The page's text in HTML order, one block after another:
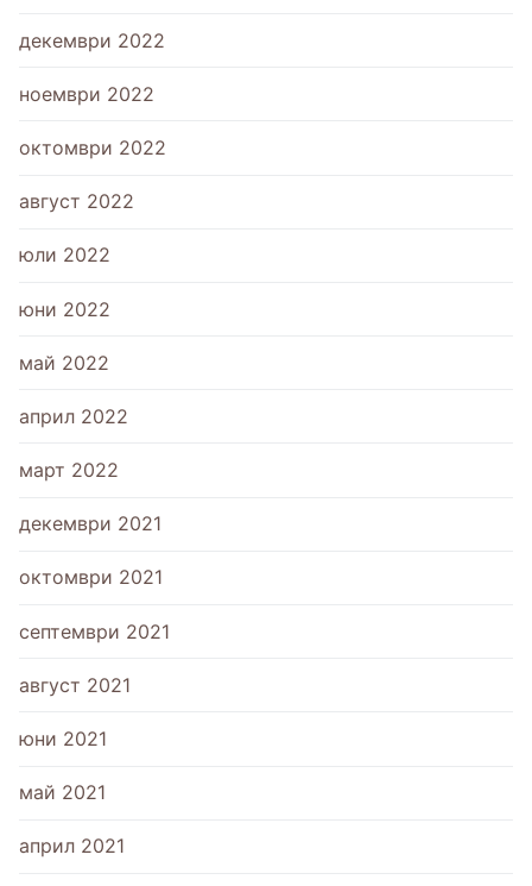
декември 2022
ноември 2022
октомври 2022
август 2022
юли 2022
юни 2022
май 2022
април 2022
март 2022
декември 2021
октомври 2021
септември 2021
август 2021
юни 2021
май 2021
април 2021